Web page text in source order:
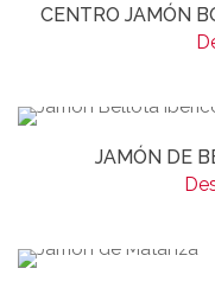
CENTRO JAMÓN
JAMÓN DE